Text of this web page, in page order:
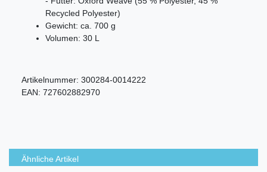
Recycled Polyester)
Gewicht: ca. 700 g
Volumen: 30 L
Artikelnummer: 300284-0014222
EAN: 727602882970
Ähnliche Artikel